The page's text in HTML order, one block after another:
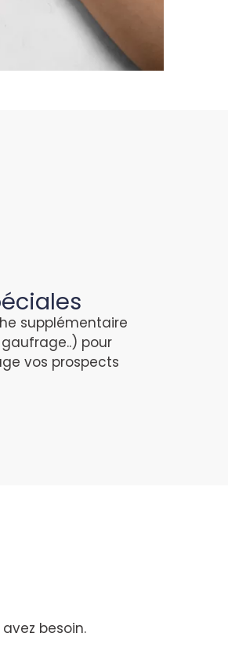
supplémentaire
gaufrage..) pour
vos prospects
besoin.